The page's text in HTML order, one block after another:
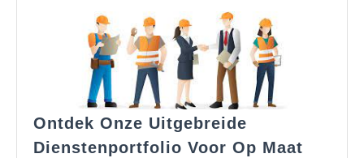
Ontdek Onze Uitgebreide
Dienstenportfolio Voor Op Maat